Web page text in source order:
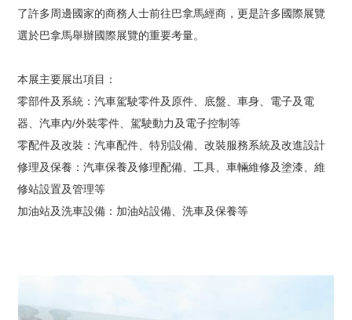
了許多周邊國家的商務人士前往巴拿馬經商，更是許多國際展覽
選於巴拿馬舉辦國際展覽的重要考量。
本展主要展出項目：
零部件及系統：汽車駕駛零件及原件、底盤、車身、電子及電
器、汽車內/外裝零件、駕駛動力及電子控制等
零配件及改裝：汽車配件、特別設備、改裝服務系統及改進設計
修理及保養：汽車保養及修理配備、工具、車輛維修及塗漆、維
修站設置及管理等
加油站及洗車設備： 加油站設備、洗車及保養等